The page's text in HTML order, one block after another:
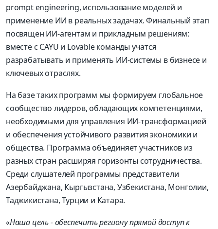
prompt engineering, использование моделей и
применение ИИ в реальных задачах. Финальный этап
посвящен ИИ-агентам и прикладным решениям:
вместе с CAYU и Lovable команды учатся
разрабатывать и применять ИИ-системы в бизнесе и
ключевых отраслях.
На базе таких программ мы формируем глобальное
сообщество лидеров, обладающих компетенциями,
необходимыми для управления ИИ-трансформацией
и обеспечения устойчивого развития экономики и
общества. Программа объединяет участников из
разных стран расширяя горизонты сотрудничества.
Среди слушателей программы представители
Азербайджана, Кыргызстана, Узбекистана, Монголии,
Таджикистана, Турции и Катара.
«Наша цель - обеспечить региону прямой доступ к